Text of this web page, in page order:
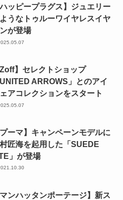
ハッピープラグス】ジュエリー
うなトゥルーワイヤレスイヤ
が登場
Zoff】セレクトショップ
UNITED ARROWS」とのアイ
アコレクションをスタート
プーマ】キャンペーンモデルに
匠海を起用した「SUEDE
」が登場
マンハッタンポーテージ】新ス